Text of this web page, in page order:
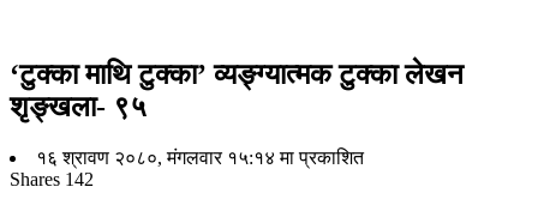
‘टुक्का माथि टुक्का’ व्यङ्ग्यात्मक टुक्का लेखन
शृङ्खला- ९५
१६ श्रावण २०८०, मंगलवार १५:१४ मा प्रकाशित
Shares 142